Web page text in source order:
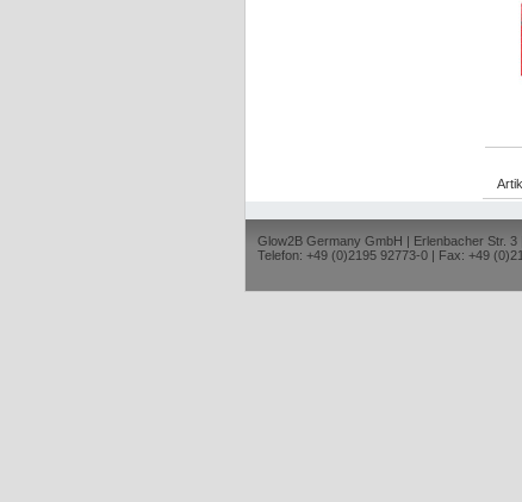
Glow2B Germany GmbH | Erlenbacher Str.
Telefon: +49 (0)2195 92773-0 | Fax: +49